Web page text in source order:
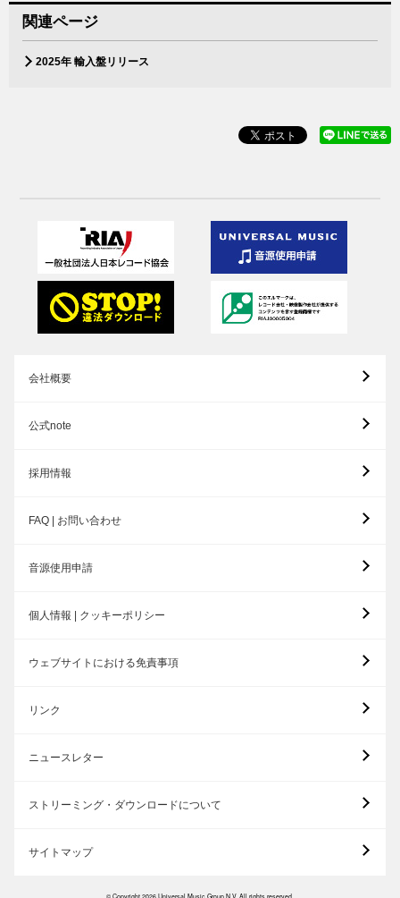
関連ページ
2025年 輸入盤リリース
会社概要
公式note
採用情報
FAQ | お問い合わせ
音源使用申請
個人情報 | クッキーポリシー
ウェブサイトにおける免責事項
リンク
ニュースレター
ストリーミング・ダウンロードについて
サイトマップ